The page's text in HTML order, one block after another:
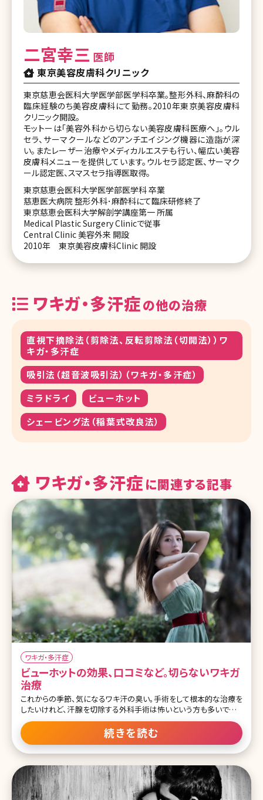
二宮幸三 医師
東京美容皮膚科クリニック
東京慈恵会医科大学医学部医学科卒業。整形外科、麻酔科の
臨床経験のち美容皮膚科にて勤務。2010年東京美容皮膚科
クリニック開設。
モットーは「美容外科から切らない美容皮膚科医療へ」。ウル
セラ、サーマクールなどのアンチエイジング機器に造詣が深
い。またレーザー治療やメディカルエステも行い、幅広い美容
皮膚科メニューを提供しています。ウルセラ認定医、サーマク
ール認定医、スマスセラ指導医取得。
東京慈恵会医科大学医学部医学科 卒業
慈恵医大病院 整形外科･麻酔科にて臨床研修終了
東京慈恵会医科大学解剖学講座第一 所属
Medical Plastic Surgery Clinicで従事
Central Clinic 美容外来 開設
2010年 東京美容皮膚科Clinic 開設
ワキガ・多汗症の他の治療
直視下摘除法（剪除法、反転剪除法（切開法））ワ
キガ・多汗症
吸引法（超音波吸引法）（ワキガ・多汗症）
ミラドライ
ビューホット
シェービング法（稲葉式改良法）
ワキガ・多汗症 に関連する記事
ワキガ・多汗症
ビューホットの効果、口コミなど。切らないワキガ
治療
これからの季節、気になるワキ汗の臭い。手術をして根本的な治療を
したいけれど、汗腺を切除する外科手術は怖いという方も多いですよ
ね。とはいえ、切らないワキガ手術は効果がないという声もよく聞きま
す。切らないワキガ治療の中で再発が少なく、治療効果が期待できる
と言われているのがビューホット。ビューホットとはどんな治療なの
でしょうか。 目次 1.ビューホットってどんな施術? 1-1.ビューホットと
4.ビューホット施術時の痛みやダウンタイム 1-5.ビューホットは即効
性がある? 2.ビューホットの施術 2-1.ビューホットの施術プロセス 2-
2.ビューホットの価格 2-3.ビューホットの口コミ 3.まとめ 1
続きを読む